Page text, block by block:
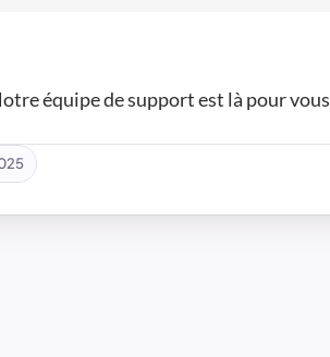
équipe de support est là pour